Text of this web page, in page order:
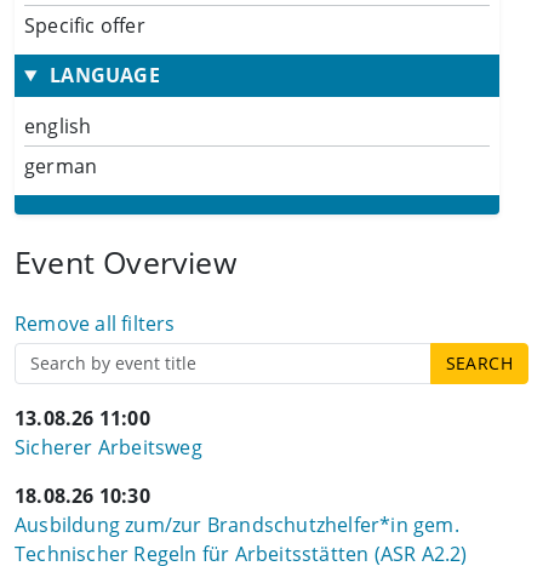
Specific offer
LANGUAGE
english
german
Event Overview
Remove all filters
13.08.26 11:00
Sicherer Arbeitsweg
18.08.26 10:30
Ausbildung zum/zur Brandschutzhelfer*in gem.
Technischer Regeln für Arbeitsstätten (ASR A2.2)